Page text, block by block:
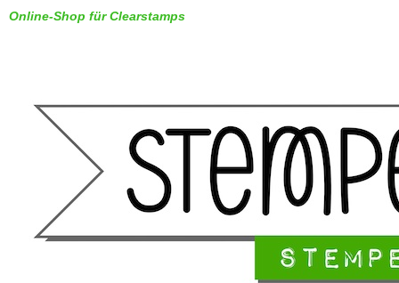
Online-Shop für Clearstamps